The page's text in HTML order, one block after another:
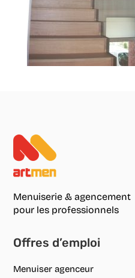
Menuiserie & agencement
pour les professionnels
Offres d’emploi
Menuiser agenceur